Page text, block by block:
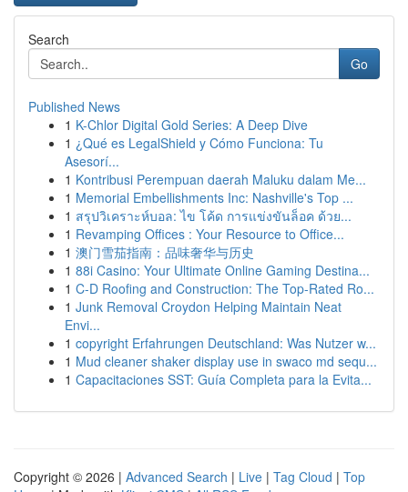
Search
Go
Published News
1 K-Chlor Digital Gold Series: A Deep Dive
1 ¿Qué es LegalShield y Cómo Funciona: Tu
Asesorí...
1 Kontribusi Perempuan daerah Maluku dalam Me...
1 Memorial Embellishments Inc: Nashville's Top ...
1 สรุปวิเคราะห์บอล: ไข โค้ด การแข่งขันล็อค ด้วย...
1 Revamping Offices : Your Resource to Office...
1 澳门雪茄指南：品味奢华与历史
1 88i Casino: Your Ultimate Online Gaming Destina...
1 C-D Roofing and Construction: The Top-Rated Ro...
1 Junk Removal Croydon Helping Maintain Neat
Envi...
1 copyright Erfahrungen Deutschland: Was Nutzer w...
1 Mud cleaner shaker display use in swaco md sequ...
1 Capacitaciones SST: Guía Completa para la Evita...
Copyright © 2026 | Advanced Search | Live | Tag Cloud | Top